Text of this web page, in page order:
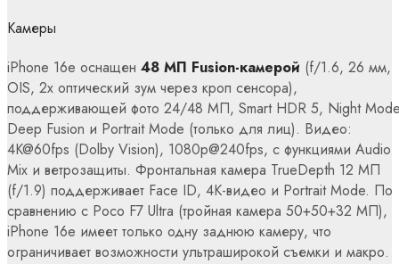
Камеры
iPhone 16e оснащен 48 МП Fusion-камерой (f/1.6, 26 мм,
OIS, 2x оптический зум через кроп сенсора),
поддерживающей фото 24/48 МП, Smart HDR 5, Night
Deep Fusion и Portrait Mode (только для лиц). Видео:
4K@60fps (Dolby Vision), 1080p@240fps, с функциями Audio
Mix и ветрозащиты. Фронтальная камера TrueDepth 12 МП
(f/1.9) поддерживает Face ID, 4K-видео и Portrait Mode. По
сравнению с Poco F7 Ultra (тройная камера 50+50+32 МП),
iPhone 16e имеет только одну заднюю камеру, что
ограничивает возможности ультраширокой съемки и макро.